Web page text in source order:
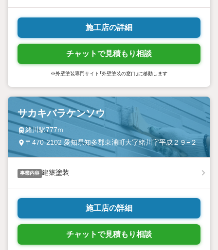
施工店の詳細
チャットで見積もり相談
※外壁塗装専門サイト「外壁塗装の窓口」に移動します
サカキバラケンソウ
緒川駅777m
〒470-2102 愛知県知多郡東浦町大字緒川字平成２９−２
事業内容 建築塗装
施工店の詳細
チャットで見積もり相談